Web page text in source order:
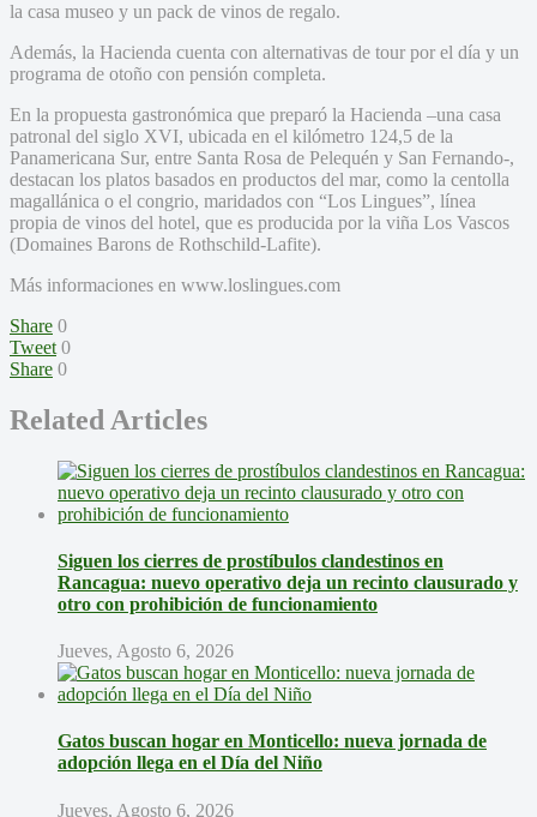
la casa museo y un pack de vinos de regalo.
Además, la Hacienda cuenta con alternativas de tour por el día y un
programa de otoño con pensión completa.
En la propuesta gastronómica que preparó la Hacienda –una casa
patronal del siglo XVI, ubicada en el kilómetro 124,5 de la
Panamericana Sur, entre Santa Rosa de Pelequén y San Fernando-,
destacan los platos basados en productos del mar, como la centolla
magallánica o el congrio, maridados con “Los Lingues”, línea
propia de vinos del hotel, que es producida por la viña Los Vascos
(Domaines Barons de Rothschild-Lafite).
Más informaciones en www.loslingues.com
Share 0
Tweet 0
Share 0
Related Articles
Siguen los cierres de prostíbulos clandestinos en
Rancagua: nuevo operativo deja un recinto clausurado y
otro con prohibición de funcionamiento
Jueves, Agosto 6, 2026
Gatos buscan hogar en Monticello: nueva jornada de
adopción llega en el Día del Niño
Jueves, Agosto 6, 2026